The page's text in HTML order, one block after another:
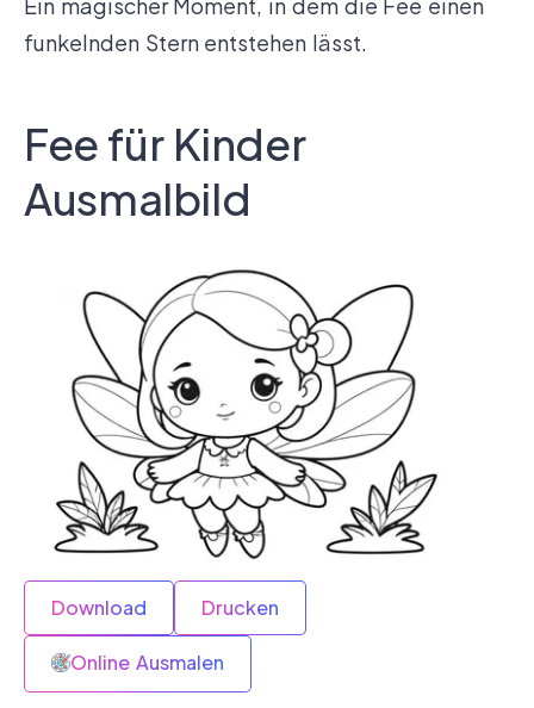
Ein magischer Moment, in dem die Fee einen
funkelnden Stern entstehen lässt.
Fee für Kinder
Ausmalbild
Download Drucken
Online Ausmalen